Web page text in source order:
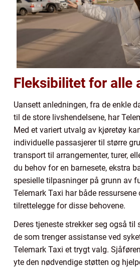
Fleksibilitet for alle
Uansett anledningen, fra de enkle
til de store livshendelsene, har
Med et variert utvalg av kjøretøy
individuelle passasjerer til større
transport til arrangementer, turer,
du behov for en barnesete, ekstra
spesielle tilpasninger på grunn av
Telemark Taxi har både
tilrettelegge for disse behovene.
Deres tjeneste strekker seg også til
de som trenger assistanse ved
Telemark Taxi et trygt valg.
yte den nødvendige støtten og